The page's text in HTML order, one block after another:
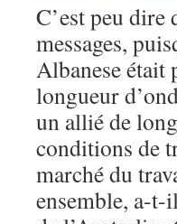
C’est peu dire
messages,
Albanese était
longueur
un allié de
conditions de
marché du
ensemble, a-t-